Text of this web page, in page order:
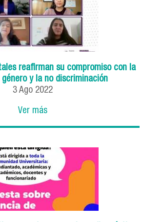
reafirman su compromiso con la
género y la no discriminación
3 Ago 2022
Ver más